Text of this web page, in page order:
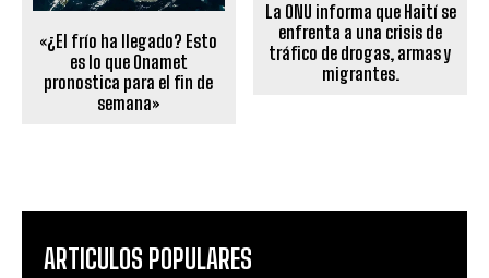
«¿El frío ha llegado? Esto
es lo que Onamet
pronostica para el fin de
semana»
La ONU informa que Haití se
enfrenta a una crisis de
tráfico de drogas, armas y
migrantes.
ARTICULOS POPULARES